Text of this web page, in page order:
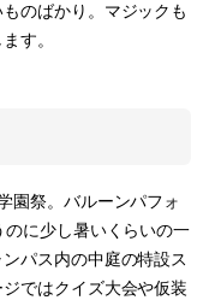
のばかり。マジックも
す。
園祭。バルーンパフォ
に少し暑いくらいの一
パス内の中庭の特設ス
ではクイズ大会や仮装